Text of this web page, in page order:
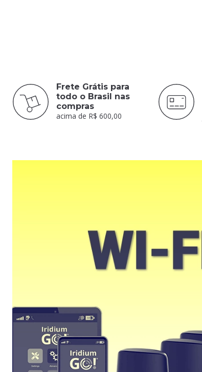
Frete Grátis para
todo o Brasil nas
compras
acima de R$ 600,00